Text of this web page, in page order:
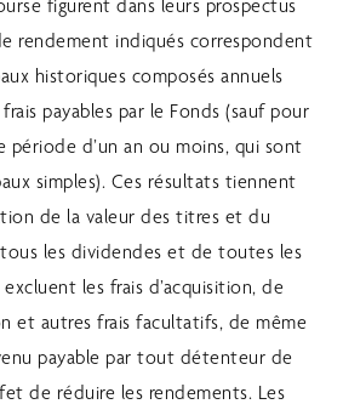
figurent dans leurs prospectus
rendement indiqués correspondent
historiques composés annuels
payables par le Fonds (sauf pour
période d’un an ou moins, qui sont
simples). Ces résultats tiennent
de la valeur des titres et du
les dividendes et de toutes les
les frais d’acquisition, de
et autres frais facultatifs, de même
payable par tout détenteur de
de réduire les rendements. Les